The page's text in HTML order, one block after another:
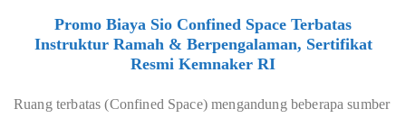
Promo Biaya Sio Confined Space Terbatas
Instruktur Ramah & Berpengalaman, Sertifikat
Resmi Kemnaker RI
Ruang terbatas (Confined Space) mengandung beberapa sumber